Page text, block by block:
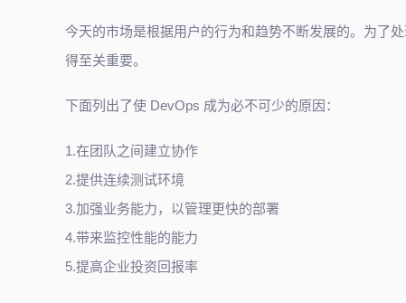
今天的市场是根据用户的行为和趋势不断发展的。为了
得至关重要。
下面列出了使 DevOps 成为必不可少的原因：
1.在团队之间建立协作
2.提供连续测试环境
3.加强业务能力，以管理更快的部署
4.带来监控性能的能力
5.提高企业投资回报率